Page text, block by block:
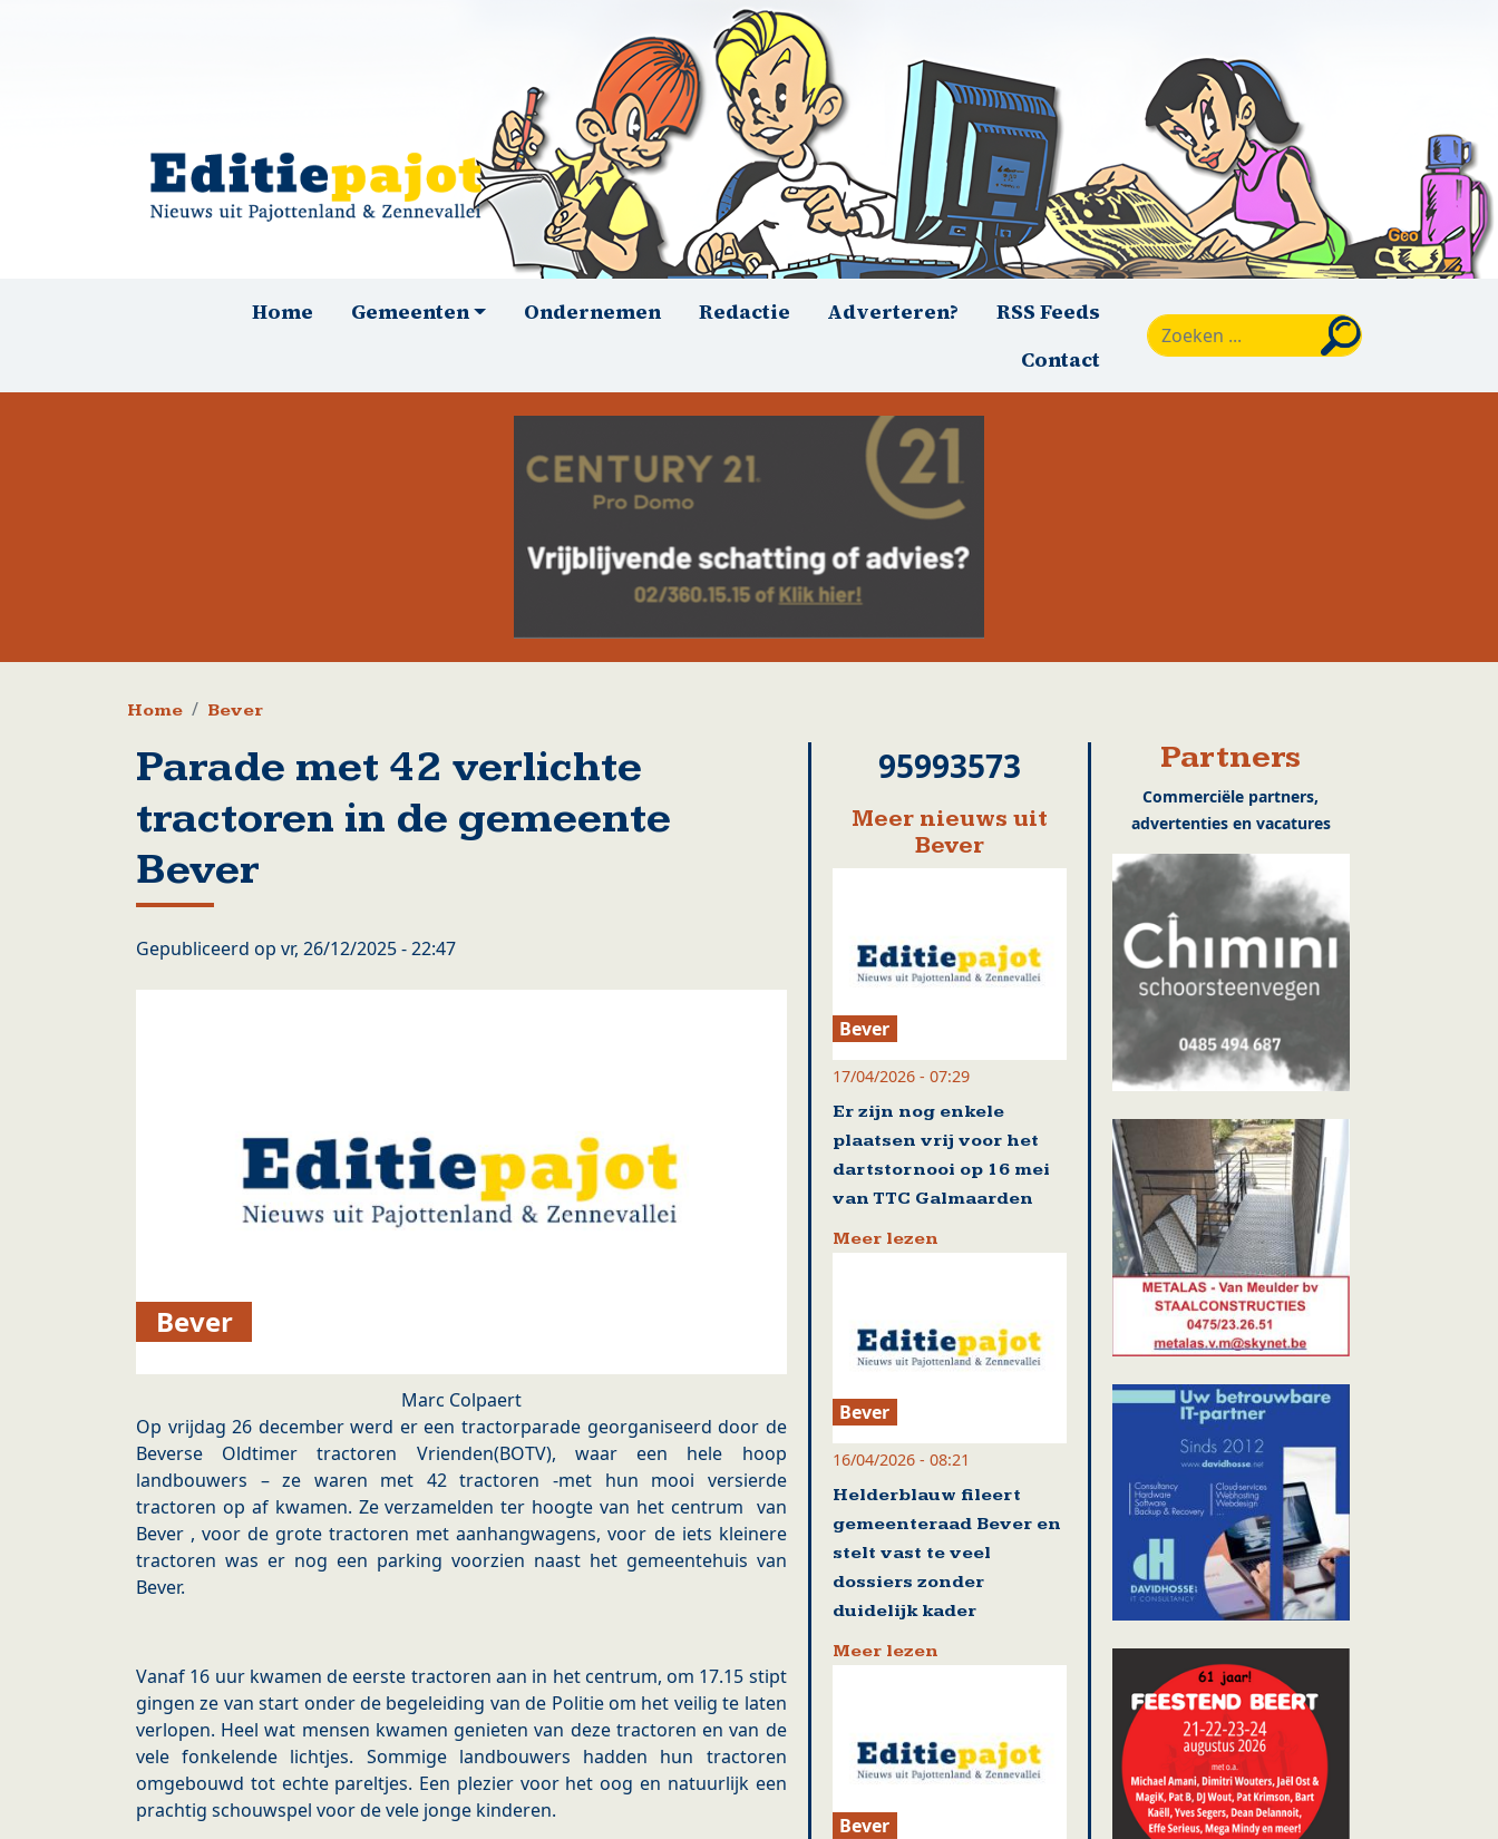
HoofdnavigatieHome Gemeenten Ondernemen Redactie Adverteren?
RSS Feeds
Contact
Kruimelpad
Home Bever
Parade met 42 verlichte
tractoren in de gemeente
Bever
Gepubliceerd op vr, 26/12/2025 - 22:47
Bever
Marc Colpaert
Op vrijdag 26 december werd er een tractorparade georganiseerd door de
Beverse Oldtimer tractoren Vrienden(BOTV), waar een hele hoop
landbouwers – ze waren met 42 tractoren -met hun mooi versierde
tractoren op af kwamen. Ze verzamelden ter hoogte van het centrum van
Bever , voor de grote tractoren met aanhangwagens, voor de iets kleinere
tractoren was er nog een parking voorzien naast het gemeentehuis van
Bever.
Vanaf 16 uur kwamen de eerste tractoren aan in het centrum, om 17.15 stipt
gingen ze van start onder de begeleiding van de Politie om het veilig te laten
verlopen. Heel wat mensen kwamen genieten van deze tractoren en van de
vele fonkelende lichtjes. Sommige landbouwers hadden hun tractoren
omgebouwd tot echte pareltjes. Een plezier voor het oog en natuurlijk een
prachtig schouwspel voor de vele jonge kinderen.
95993573
Meer nieuws uit
Bever
Bever
17/04/2026 - 07:29
Er zijn nog enkele
plaatsen vrij voor het
dartstornooi op 16 mei
van TTC Galmaarden
Meer lezen
Bever
16/04/2026 - 08:21
Helderblauw fileert
gemeenteraad Bever en
stelt vast te veel
dossiers zonder
duidelijk kader
Meer lezen
Bever
Partners
Commerciële partners,
advertenties en vacatures